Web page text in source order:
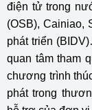
điện tử trong
(OSB), Cainiao,
phát triển
quan tâm tham
chương trình
phát trong